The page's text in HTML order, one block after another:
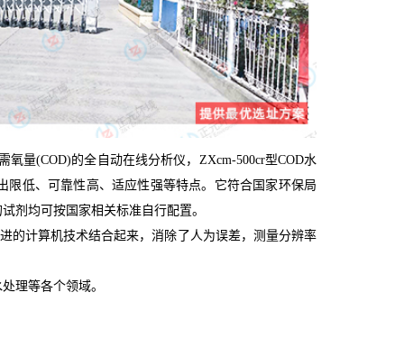
氧量(COD)的全自动在线分析仪， ZXcm-500cr型COD水
低、可靠性高、适应性强等特点。它符合国家环保局
剂均可按国家相关标准自行配置。
计算机技术结合起来，消除了人为误差，测量分辨率
理等各个领域。